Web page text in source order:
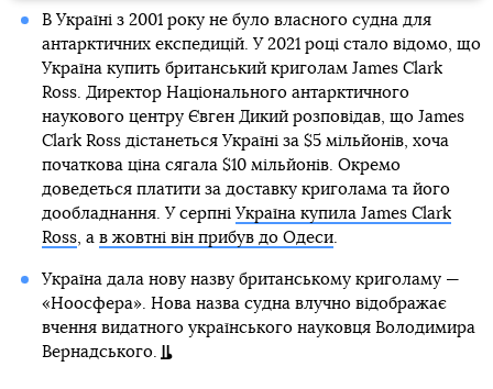
В Україні з 2001 року не було власного судна для
антарктичних експедицій. У 2021 році стало відомо, що
Україна купить британський криголам James Clark
Ross. Директор Національного антарктичного
наукового центру Євген Дикий розповідав, що James
Clark Ross дістанеться Україні за $5 мільйонів, хоча
початкова ціна сягала $10 мільйонів. Окремо
доведеться платити за доставку криголама та його
дообладнання. У серпні Україна купила James Clark
Ross, а в жовтні він прибув до Одеси.
Україна дала нову назву британському криголаму —
«Ноосфера». Нова назва судна влучно відображає
вчення видатного українського науковця Володимира
Вернадського.